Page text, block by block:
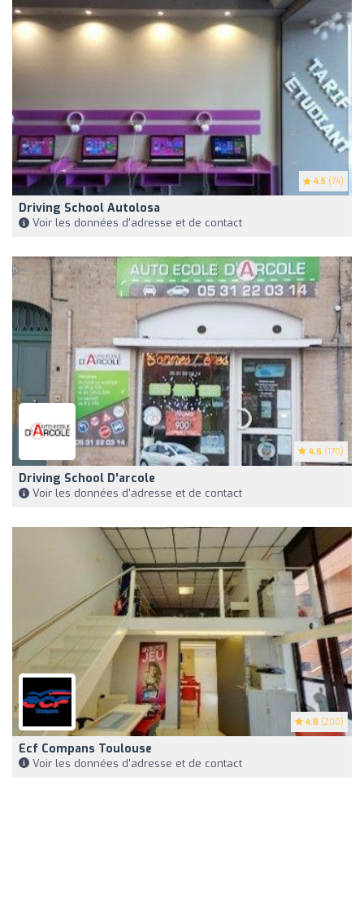
4.5 (74)
Driving School Autolosa
Voir les données d'adresse et de contact
4.6 (170)
Driving School D'arcole
Voir les données d'adresse et de contact
4.8 (200)
Ecf Compans Toulouse
Voir les données d'adresse et de contact